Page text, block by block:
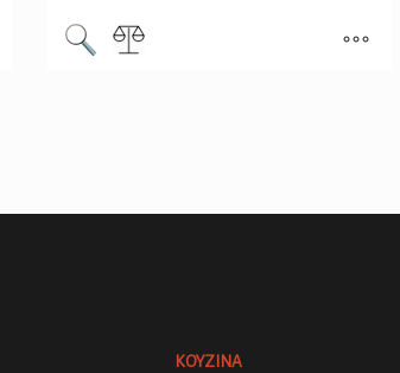
ΚΟΥΖΙΝΑ